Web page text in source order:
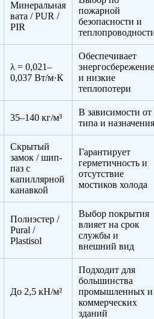
Минеральная
вата / PUR /
PIR
пожарной
безопасности и
λ = 0,021–
0,037 Вт/м·К
Обеспечивает
энергосбережение
и низкие
теплопотери
35–140 кг/м³
В зависимости от
типа и назначения
Скрытый
замок / шип-
паз с
капиллярной
канавкой
Гарантирует
герметичность и
отсутствие
мостиков холода
Полиэстер /
Pural /
Plastisol
Выбор покрытия
влияет на срок
службы и
внешний вид
До 2,5 кН/м²
Подходит для
большинства
промышленных и
коммерческих
зданий